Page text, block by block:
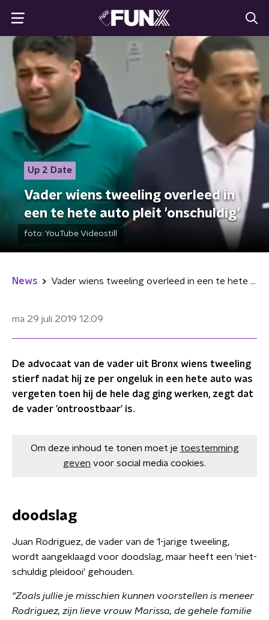
Up 2 Date
Vader wiens tweeling overleed in
een te hete auto pleit 'onschuldig'
foto: YouTube Videostill
News Vader wiens tweeling overleed in een te hete auto pleit 'onschuldig'
ma 29 juli 2019 12:09
De advocaat van de vader uit Bronx wiens tweeling
stierf nadat hij ze per ongeluk in een hete auto was
vergeten toen hij de hele dag ging werken, zegt dat
de vader 'ontroostbaar' is.
Om deze inhoud te tonen moet je toestemming
geven voor social media cookies.
doodslag
Juan Rodriguez, de vader van de 1-jarige tweeling,
wordt aangeklaagd voor doodslag, maar heeft een 'niet-
schuldig pleidooi' gehouden.
"Zoals jullie je misschien kunnen voorstellen is meneer
Rodriguez, zijn lieve vrouw Marissa, de gehele familie